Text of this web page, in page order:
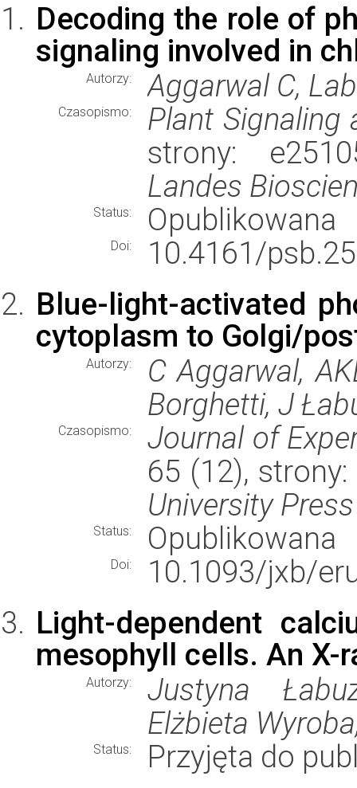
Decoding the role of
signaling involved in
Autorzy: Aggarwal C,
Czasopismo:
Plant Signaling
strony:
Landes
Status: Opublikowana
Doi:
10.4161/
Blue-light-activated
cytoplasm to Golgi/
Autorzy:
C Aggarwal,
Borghetti, J
Czasopismo:
Journal of
65 (12),
University Press
Status: Opublikowana
Doi:
10.1093/jxb/
Light-dependent
mesophyll cells. An X-
Autorzy:
Justyna
Elżbieta
Status:
Przyjęta do